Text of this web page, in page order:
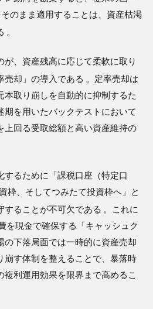
のまま適用することは、資産枯渇
。
が、資産残高に応じて柔軟に取り
売却」の導入である 。定率売却は
本取り崩しを自動的に抑制するた
期を用いたバックテストにおいて
上回る受取総額と高い資産維持の
するために「課税口座（特定口
枠、そしてつみたて投資枠へ」と
することが不可欠である 。これに
を現金で確保する「キャッシュク
の下落局面では一時的に資産売却
崩す体制を整えることで、暴落時
利運用効果を限界まで高めるこ